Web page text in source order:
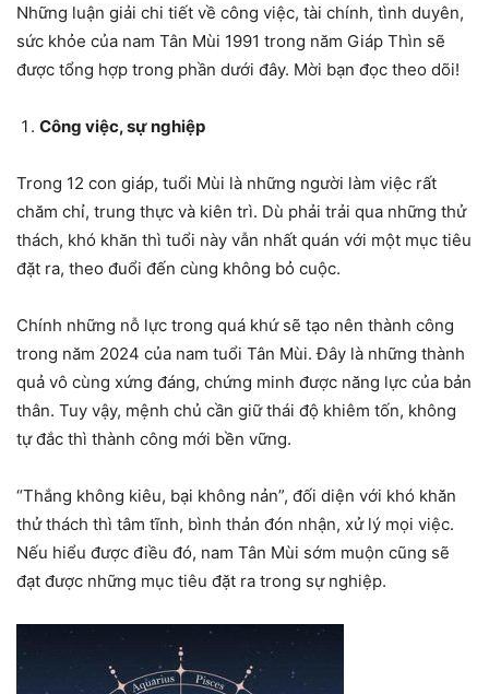
Những luận giải chi tiết về công việc, tài chính, tình duyên,
sức khỏe của nam Tân Mùi 1991 trong năm Giáp Thìn sẽ
được tổng hợp trong phần dưới đây. Mời bạn đọc theo dõi!
Công việc, sự nghiệp
Trong 12 con giáp, tuổi Mùi là những người làm việc rất
chăm chỉ, trung thực và kiên trì. Dù phải trải qua những thử
thách, khó khăn thì tuổi này vẫn nhất quán với một mục tiêu
đặt ra, theo đuổi đến cùng không bỏ cuộc.
Chính những nỗ lực trong quá khứ sẽ tạo nên thành công
trong năm 2024 của nam tuổi Tân Mùi. Đây là những thành
quả vô cùng xứng đáng, chứng minh được năng lực của bản
thân. Tuy vậy, mệnh chủ cần giữ thái độ khiêm tốn, không
tự đắc thì thành công mới bền vững.
“Thắng không kiêu, bại không nản”, đối diện với khó khăn
thử thách thì tâm tĩnh, bình thản đón nhận, xử lý mọi việc.
Nếu hiểu được điều đó, nam Tân Mùi sớm muộn cũng sẽ
đạt được những mục tiêu đặt ra trong sự nghiệp.